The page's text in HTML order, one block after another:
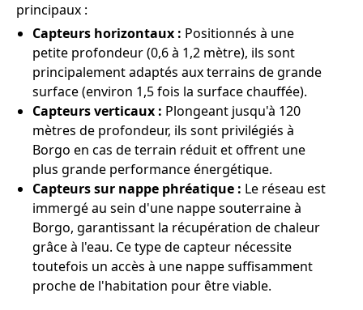
principaux :
Capteurs horizontaux : Positionnés à une
petite profondeur (0,6 à 1,2 mètre), ils sont
principalement adaptés aux terrains de grande
surface (environ 1,5 fois la surface chauffée).
Capteurs verticaux : Plongeant jusqu'à 120
mètres de profondeur, ils sont privilégiés à
Borgo en cas de terrain réduit et offrent une
plus grande performance énergétique.
Capteurs sur nappe phréatique : Le réseau est
immergé au sein d'une nappe souterraine à
Borgo, garantissant la récupération de chaleur
grâce à l'eau. Ce type de capteur nécessite
toutefois un accès à une nappe suffisamment
proche de l'habitation pour être viable.